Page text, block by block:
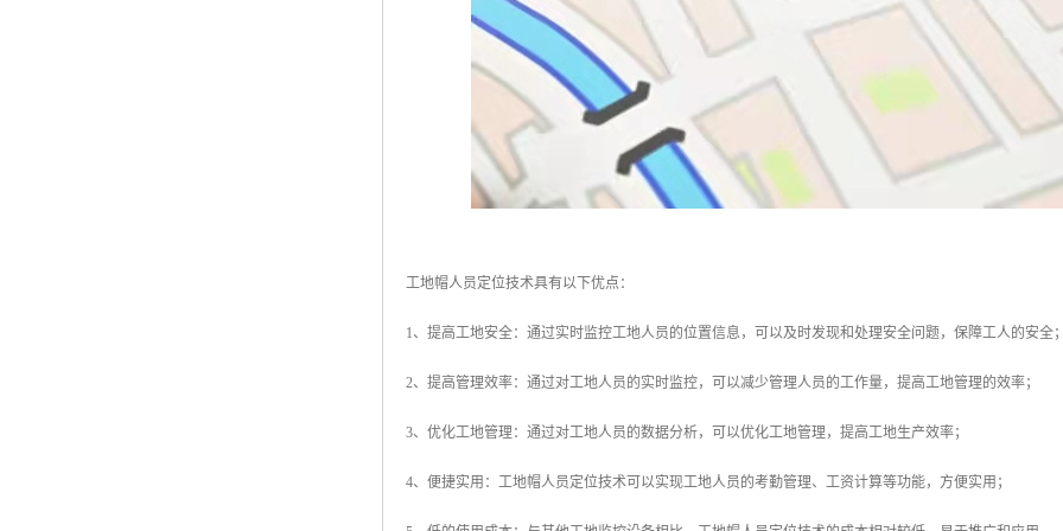
工地帽人员定位技术具有以下优点：
1、提高工地安全：通过实时监控工地人员的位置信息，可以及时发现和处理安全问题，保障工人的安全
2、提高管理效率：通过对工地人员的实时监控，可以减少管理人员的工作量，提高工地管理的效率；
3、优化工地管理：通过对工地人员的数据分析，可以优化工地管理，提高工地生产效率；
4、便捷实用：工地帽人员定位技术可以实现工地人员的考勤管理、工资计算等功能，方便实用；